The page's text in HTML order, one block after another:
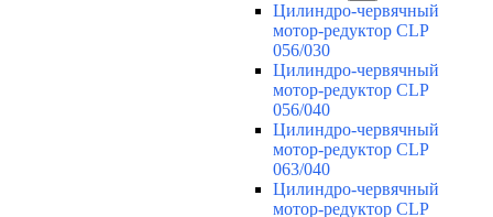
Цилиндро-червячный
мотор-редуктор CLP
056/030
Цилиндро-червячный
мотор-редуктор CLP
056/040
Цилиндро-червячный
мотор-редуктор CLP
063/040
Цилиндро-червячный
мотор-редуктор CLP